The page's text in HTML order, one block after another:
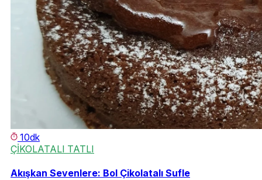
10dk
ÇİKOLATALI TATLI
Akışkan Sevenlere: Bol Çikolatalı Sufle